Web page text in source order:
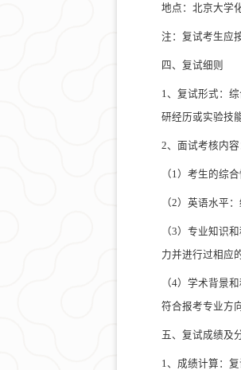
地点：北京大学
注： 复试考生应
四、复试细则
1、复试形式：
研经历或实验技
2、面试考核内容
（1）考生的综
（2）英语水平
（3）专业知识
力并进行过相应
（4）学术背景
符合报考专业方
五、 复试成绩及
1、成绩计算：